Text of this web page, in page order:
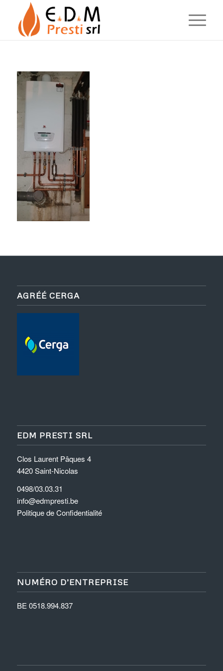
AGRÉÉ CERGA
EDM PRESTI SRL
Clos Laurent Pâques 4
4420 Saint-Nicolas
0498/03.03.31
info@edmpresti.be
Politique de Confidentialité
NUMÉRO D’ENTREPRISE
BE 0518.994.837